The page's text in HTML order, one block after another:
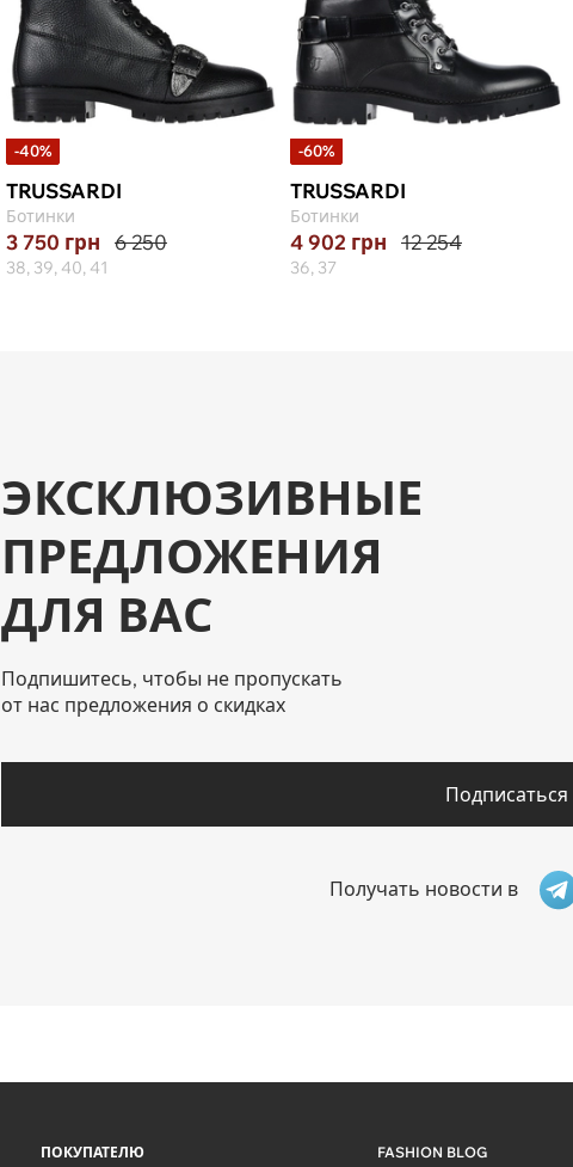
-40%
TRUSSARDI
Ботинки
3 750 грн 6 250
38, 39, 40, 41
-60%
TRUSSARDI
Ботинки
4 902 грн 12 254
36, 37
ЭКСКЛЮЗИВНЫЕ
ПРЕДЛОЖЕНИЯ
ДЛЯ ВАС
Подпишитесь, чтобы не пропускать
от нас предложения о скидках
Подписаться
Получать новости в
ПОКУПАТЕЛЮ FASHION BLOG